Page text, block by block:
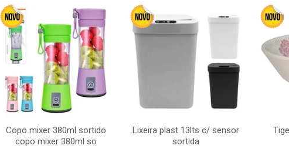
Copo mixer 380ml sortido
copo mixer 380ml so
Lixeira plast 13lts c/ sensor
sortida